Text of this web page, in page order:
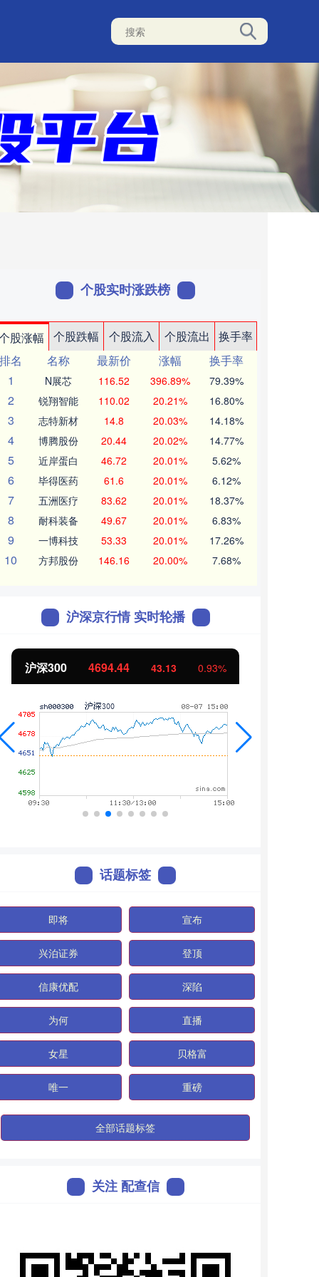
个股实时涨跌榜
股涨幅 个股跌幅 个股流入 个股流出
换手率
排名
名称 最新价 涨幅
换手率
1
N展芯 116.52 396.89% 79.39%
2 锐翔智能 110.02 20.21% 16.80%
3 志特新材 14.8 20.03% 14.18%
4 博腾股份 20.44 20.02% 14.77%
5 近岸蛋白 46.72 20.01% 5.62%
6 毕得医药 61.6 20.01% 6.12%
7 五洲医疗 83.62 20.01% 18.37%
8 耐科装备 49.67 20.01% 6.83%
9 一博科技 53.33 20.01% 17.26%
10 方邦股份 146.16 20.00% 7.68%
沪深京行情 实时轮播
北证50 1134.24 11.37 1.01%
话题标签
即将 宣布
兴泊证券 登顶
信康优配 深陷
为何 直播
女星 贝格富
唯一 重磅
全部话题标签
关注 配查信